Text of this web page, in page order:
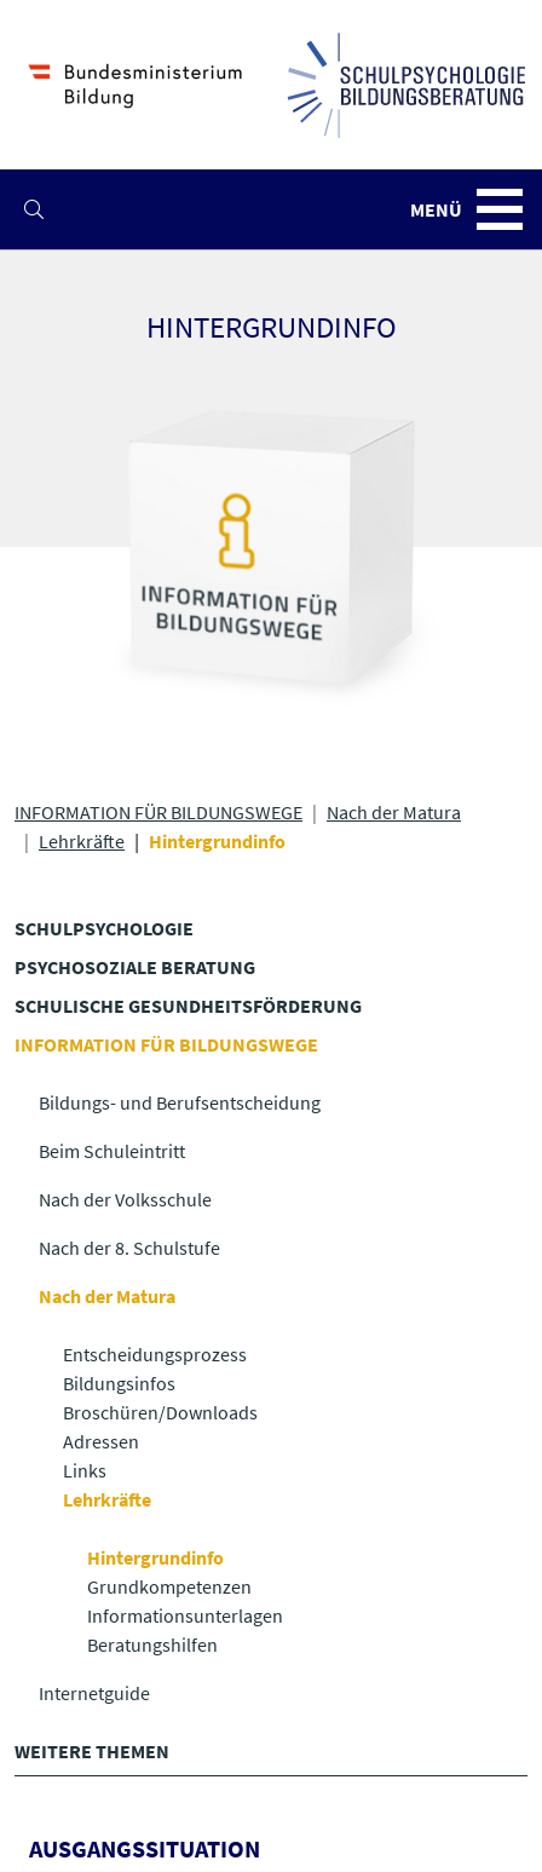
MENÜ
HINTERGRUNDINFO
INFORMATION FÜR BILDUNGSWEGE
Nach der Matura
Lehrkräfte
Hintergrundinfo
SCHULPSYCHOLOGIE
PSYCHOSOZIALE BERATUNG
SCHULISCHE GESUNDHEITS­FÖRDERUNG
INFORMATION FÜR BILDUNGSWEGE
Bildungs- und Berufsentscheidung
Beim Schuleintritt
Nach der Volksschule
Nach der 8. Schulstufe
Nach der Matura
Entscheidungsprozess
Bildungsinfos
Broschüren/Downloads
Adressen
Links
Lehrkräfte
Hintergrundinfo
Grundkompetenzen
Informationsunterlagen
Beratungshilfen
Internetguide
WEITERE THEMEN
AUSGANGSSITUATION